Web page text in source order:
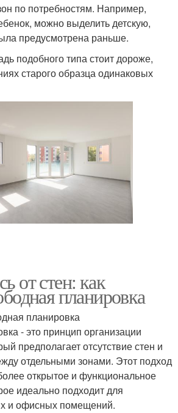
по потребностям. Например,
можно выделить детскую,
предусмотрена раньше.
подобного типа стоит дороже,
старого образца одинаковых
от стен: как
планировка
планировка
- это принцип организации
предполагает отсутствие стен и
отдельными зонами. Этот подход
открытое и функциональное
идеально подходит для
и офисных помещений.